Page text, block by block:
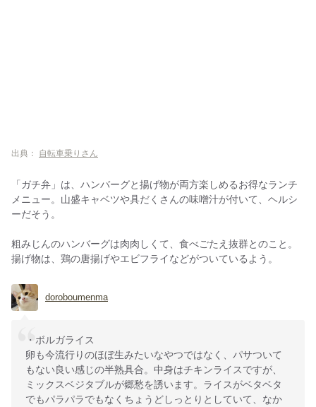
出典： 自転車乗りさん
「ガチ弁」は、ハンバーグと揚げ物が両方楽しめるお得なランチ
メニュー。山盛キャベツや具だくさんの味噌汁が付いて、ヘルシ
ーだそう。
粗みじんのハンバーグは肉肉しくて、食べごたえ抜群とのこと。
揚げ物は、鶏の唐揚げやエビフライなどがついているよう。
doroboumenma
・ボルガライス
卵も今流行りのほぼ生みたいなやつではなく、パサついて
もない良い感じの半熟具合。中身はチキンライスですが、
ミックスベジタブルが郷愁を誘います。ライスがベタベタ
でもパラパラでもなくちょうどしっとりとしていて、なか